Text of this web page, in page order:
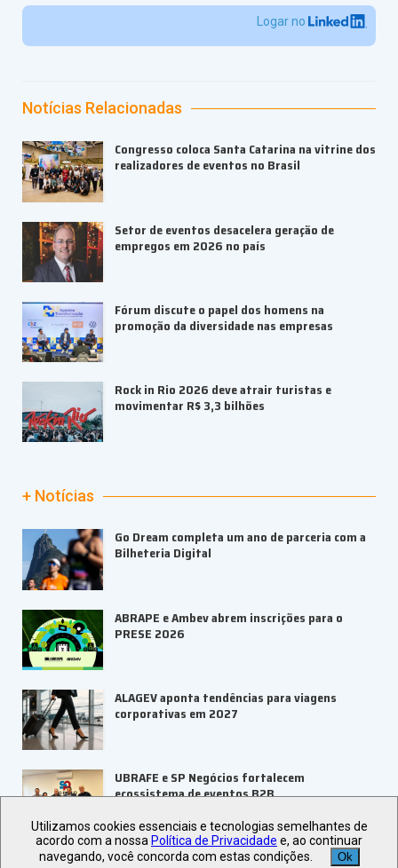
Logar no
Notícias Relacionadas
Congresso coloca Santa Catarina na vitrine dos
realizadores de eventos no Brasil
Setor de eventos desacelera geração de
empregos em 2026 no país
Fórum discute o papel dos homens na
promoção da diversidade nas empresas
Rock in Rio 2026 deve atrair turistas e
movimentar R$ 3,3 bilhões
+ Notícias
Go Dream completa um ano de parceria com a
Bilheteria Digital
ABRAPE e Ambev abrem inscrições para o
PRESE 2026
ALAGEV aponta tendências para viagens
corporativas em 2027
UBRAFE e SP Negócios fortalecem
ecossistema de eventos B2B
Veja +Últimas Notícias
Utilizamos cookies essenciais e tecnologias semelhantes de
acordo com a nossa Política de Privacidade e, ao continuar
navegando, você concorda com estas condições.
Ok